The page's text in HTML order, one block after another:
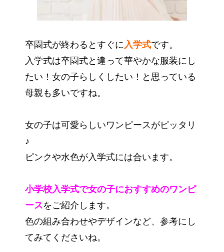
卒園式が終わるとすぐに入学式です。
入学式は卒園式と違って華やかな服装にし
たい！女の子らしくしたい！と思っている
母親も多いですね。
女の子は可愛らしいワンピースがピッタリ
♪
ピンクや水色が入学式には合います。
小学校入学式で女の子におすすめのワンピ
ースをご紹介します。
色の組み合わせやデザインなど、参考にし
てみてくださいね。